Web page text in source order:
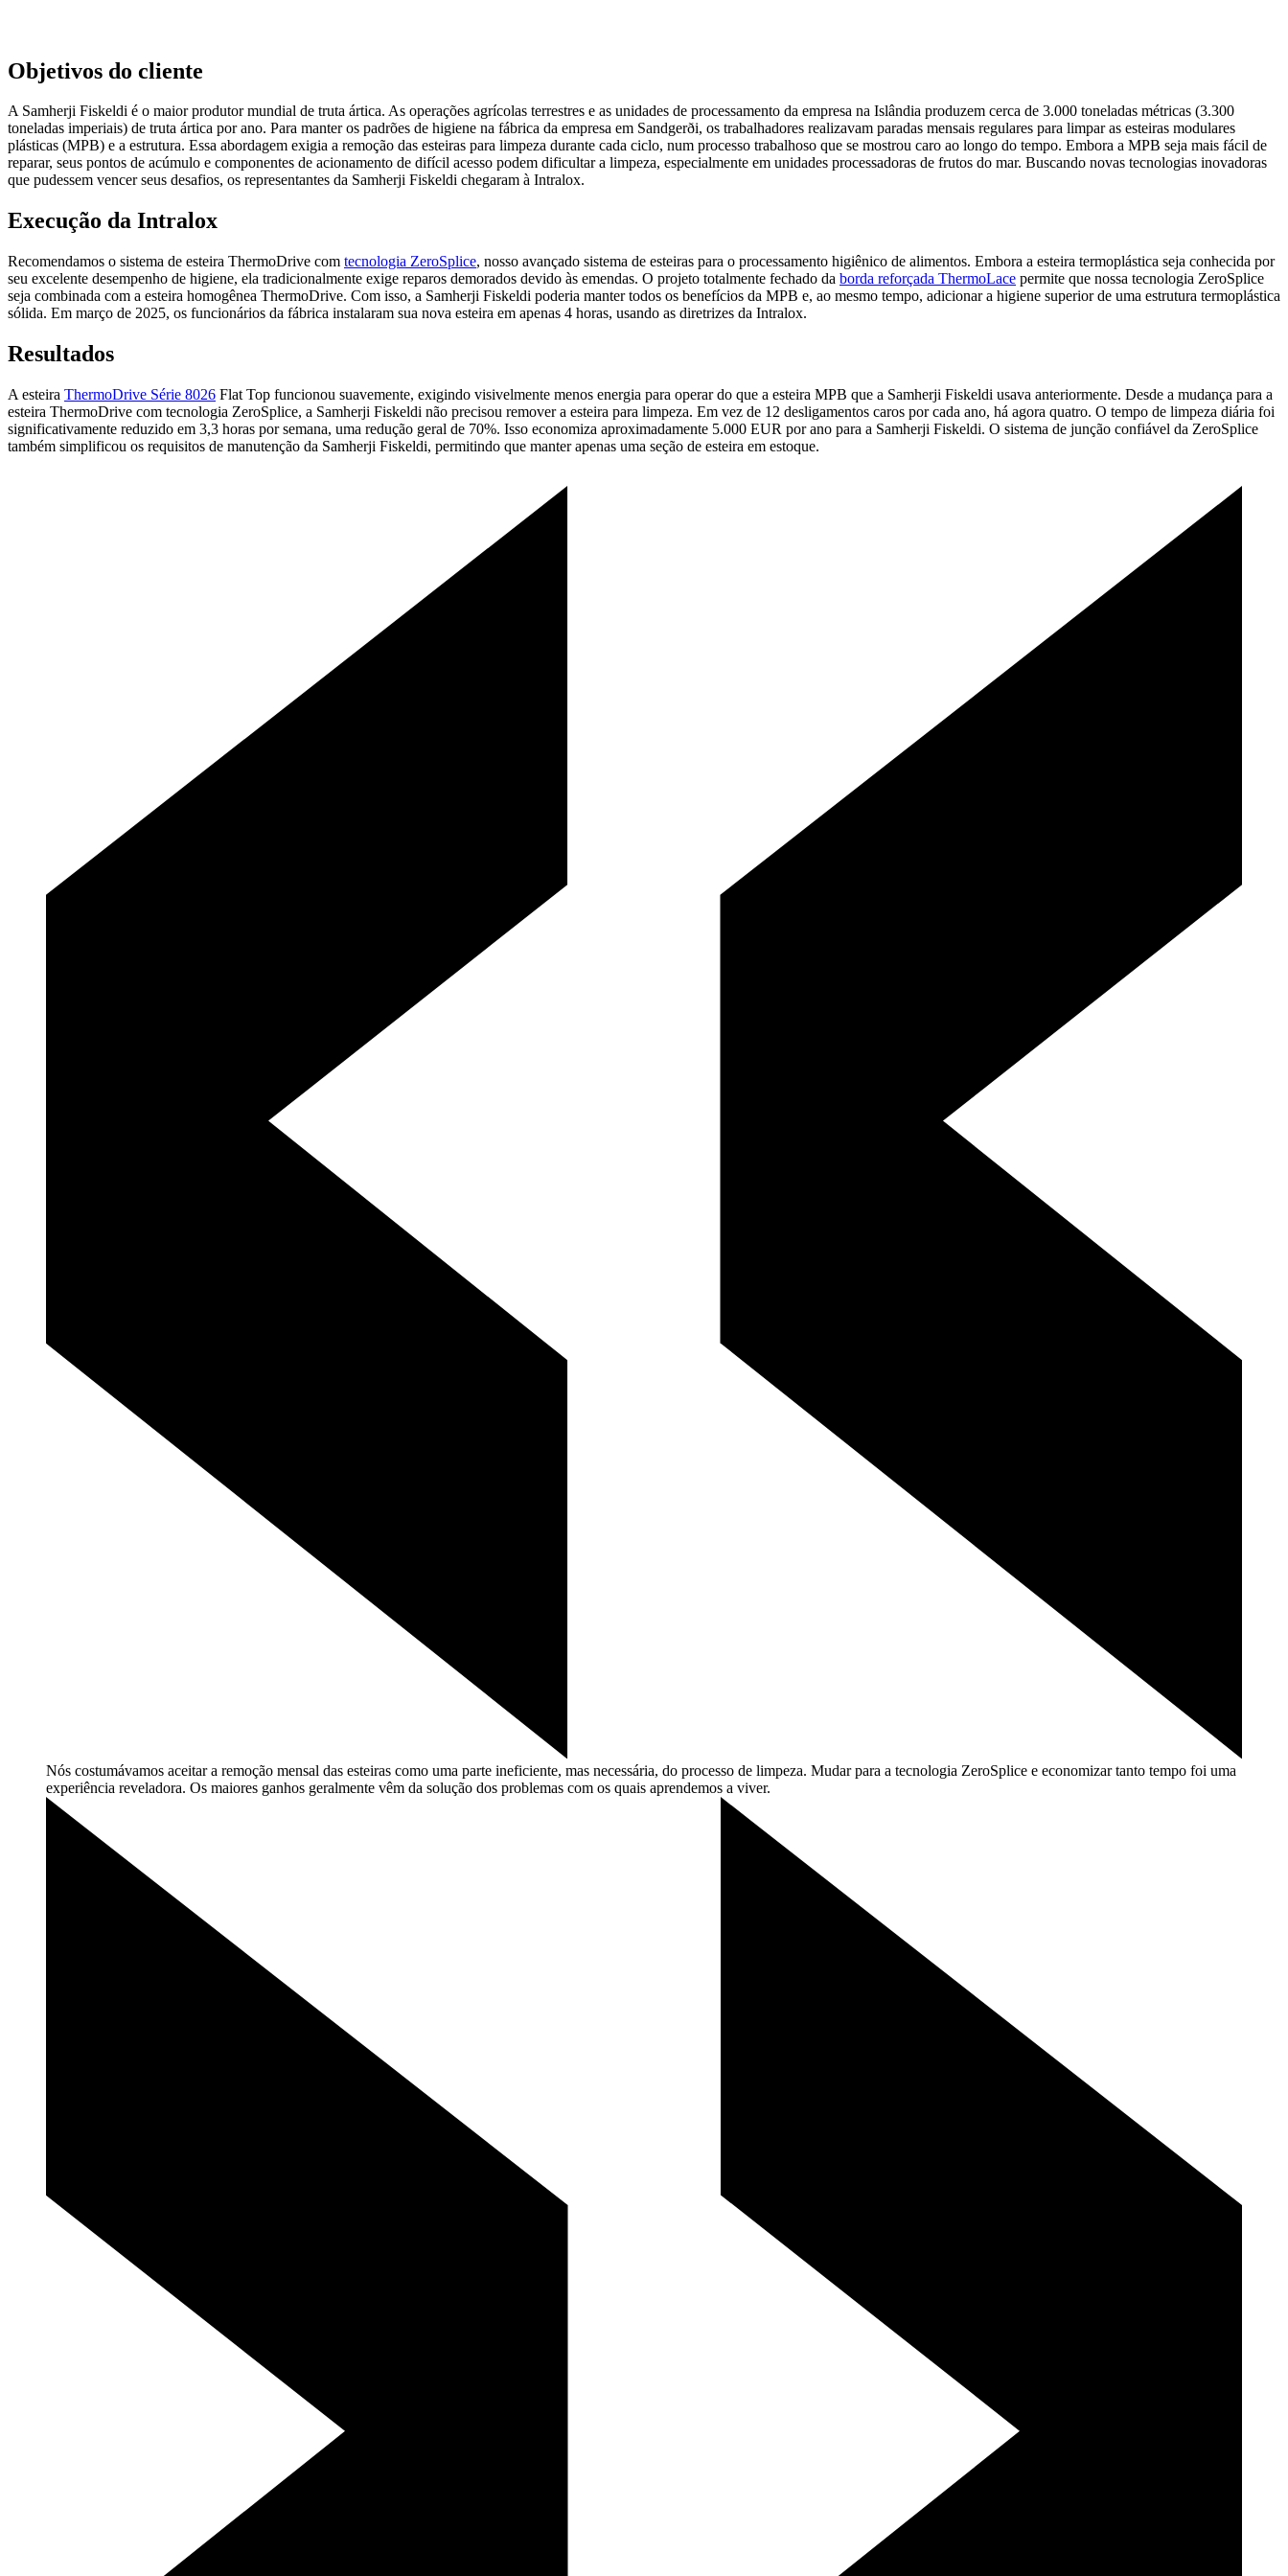
Objetivos do cliente
A Samherji Fiskeldi é o maior produtor mundial de truta ártica. As operações agrícolas terrestres e as unidades de processamento da empresa na Islândia produzem cerca de 3.000 toneladas métricas (3.300
toneladas imperiais) de truta ártica por ano. Para manter os padrões de higiene na fábrica da empresa em Sandgerði, os trabalhadores realizavam paradas mensais regulares para limpar as esteiras modulares
plásticas (MPB) e a estrutura. Essa abordagem exigia a remoção das esteiras para limpeza durante cada ciclo, num processo trabalhoso que se mostrou caro ao longo do tempo. Embora a MPB seja mais fácil de
reparar, seus pontos de acúmulo e componentes de acionamento de difícil acesso podem dificultar a limpeza, especialmente em unidades processadoras de frutos do mar. Buscando novas tecnologias inovadoras
que pudessem vencer seus desafios, os representantes da Samherji Fiskeldi chegaram à Intralox.
Execução da Intralox
Recomendamos o sistema de esteira ThermoDrive com tecnologia ZeroSplice, nosso avançado sistema de esteiras para o processamento higiênico de alimentos. Embora a esteira termoplástica seja conhecida por
seu excelente desempenho de higiene, ela tradicionalmente exige reparos demorados devido às emendas. O projeto totalmente fechado da borda reforçada ThermoLace permite que nossa tecnologia ZeroSplice
seja combinada com a esteira homogênea ThermoDrive. Com isso, a Samherji Fiskeldi poderia manter todos os benefícios da MPB e, ao mesmo tempo, adicionar a higiene superior de uma estrutura termoplástica
sólida. Em março de 2025, os funcionários da fábrica instalaram sua nova esteira em apenas 4 horas, usando as diretrizes da Intralox.
Resultados
A esteira ThermoDrive Série 8026 Flat Top funcionou suavemente, exigindo visivelmente menos energia para operar do que a esteira MPB que a Samherji Fiskeldi usava anteriormente. Desde a mudança para a
esteira ThermoDrive com tecnologia ZeroSplice, a Samherji Fiskeldi não precisou remover a esteira para limpeza. Em vez de 12 desligamentos caros por cada ano, há agora quatro. O tempo de limpeza diária foi
significativamente reduzido em 3,3 horas por semana, uma redução geral de 70%. Isso economiza aproximadamente 5.000 EUR por ano para a Samherji Fiskeldi. O sistema de junção confiável da ZeroSplice
também simplificou os requisitos de manutenção da Samherji Fiskeldi, permitindo que manter apenas uma seção de esteira em estoque.
Nós costumávamos aceitar a remoção mensal das esteiras como uma parte ineficiente, mas necessária, do processo de limpeza. Mudar para a tecnologia ZeroSplice e economizar tanto tempo foi uma
experiência reveladora. Os maiores ganhos geralmente vêm da solução dos problemas com os quais aprendemos a viver.